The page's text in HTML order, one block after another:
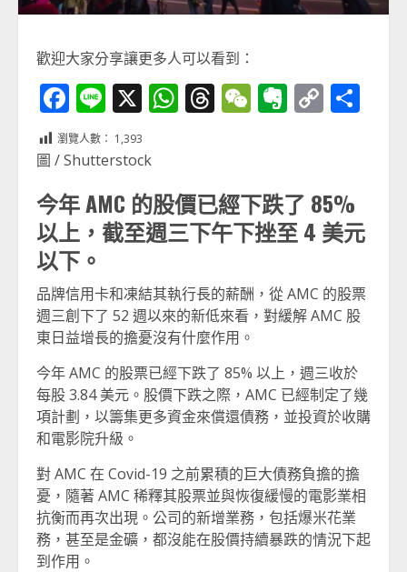
歡迎大家分享讓更多人可以看到：
Facebook
Line
X WhatsApp
Threads
WeChat
Evernote
Copy
Link
瀏覽人數： 1,393
圖 / Shutterstock
今年 AMC 的股價已經下跌了 85%
以上，截至週三下午下挫至 4 美元
以下。
品牌信用卡和凍結其執行長的薪酬，從 AMC 的股票
週三創下了 52 週以來的新低來看，對緩解 AMC 股
東日益增長的擔憂沒有什麼作用。
今年 AMC 的股票已經下跌了 85% 以上，週三收於
每股 3.84 美元。股價下跌之際，AMC 已經制定了幾
項計劃，以籌集更多資金來償還債務，並投資於收購
和電影院升級。
對 AMC 在 Covid-19 之前累積的巨大債務負擔的擔
憂，隨著 AMC 稀釋其股票並與恢復緩慢的電影業相
抗衡而再次出現。公司的新增業務，包括爆米花業
務，甚至是金礦，都沒能在股價持續暴跌的情況下起
到作用。